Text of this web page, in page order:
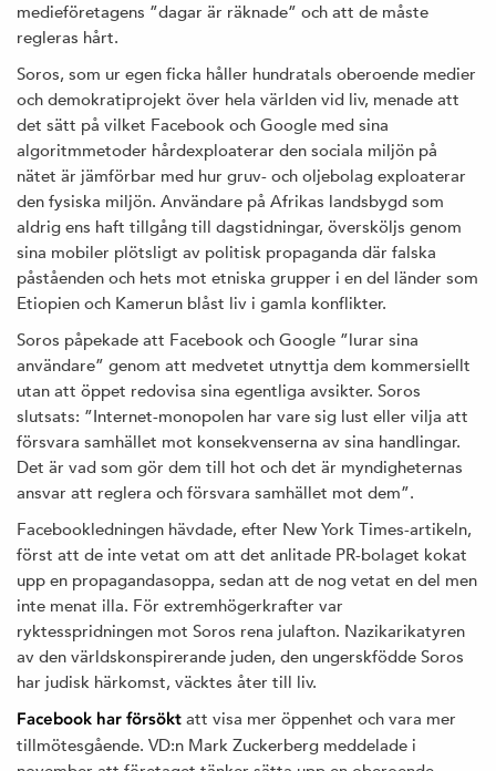
medieföretagens ”dagar är räknade” och att de måste
regleras hårt.
Soros, som ur egen ficka håller hundratals oberoende medier
och demokratiprojekt över hela världen vid liv, menade att
det sätt på vilket Facebook och Google med sina
algoritmmetoder hårdexploaterar den sociala miljön på
nätet är jämförbar med hur gruv- och oljebolag exploaterar
den fysiska miljön. Användare på Afrikas landsbygd som
aldrig ens haft tillgång till dagstidningar, översköljs genom
sina mobiler plötsligt av politisk propaganda där falska
påståenden och hets mot etniska grupper i en del länder som
Etiopien och Kamerun blåst liv i gamla konflikter.
Soros påpekade att Facebook och Google ”lurar sina
användare” genom att medvetet utnyttja dem kommersiellt
utan att öppet redovisa sina egentliga avsikter. Soros
slutsats: ”Internet-monopolen har vare sig lust eller vilja att
försvara samhället mot konsekvenserna av sina handlingar.
Det är vad som gör dem till hot och det är myndigheternas
ansvar att reglera och försvara samhället mot dem”.
Facebookledningen hävdade, efter New York Times-artikeln,
först att de inte vetat om att det anlitade PR-bolaget kokat
upp en propagandasoppa, sedan att de nog vetat en del men
inte menat illa. För extremhögerkrafter var
ryktesspridningen mot Soros rena julafton. Nazikarikatyren
av den världskonspirerande juden, den ungerskfödde Soros
har judisk härkomst, väcktes åter till liv.
Facebook har försökt att visa mer öppenhet och vara mer
tillmötesgående. VD:n Mark Zuckerberg meddelade i